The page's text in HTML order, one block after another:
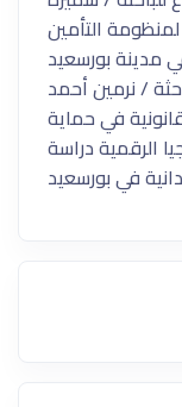
التأمين
مدينة بورسعيد
/ نرمين أحمد
في حماية
الرقمية دراسة
في بورسعيد